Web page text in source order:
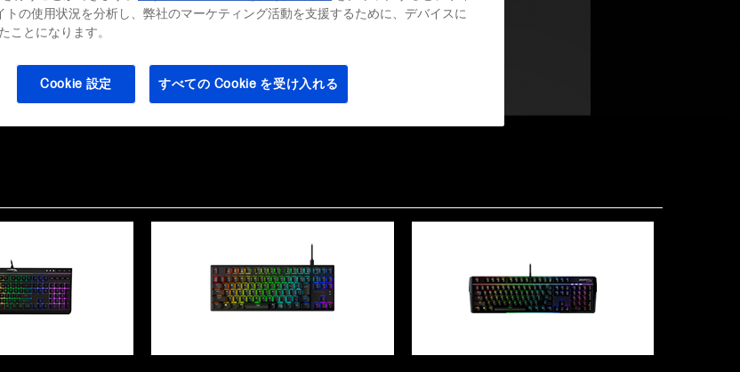
トの使用状況を分析し、弊社のマーケティング活動を支援するために、デバイスに
ことになります。
Cookie 設定 すべての Cookie を受け入れる